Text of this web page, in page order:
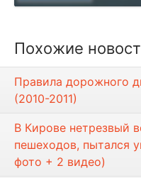
Похожие
Правила дорожного
(2010-2011)
В Кирове нетрезвый
пешеходов, пытался
фото + 2 видео)